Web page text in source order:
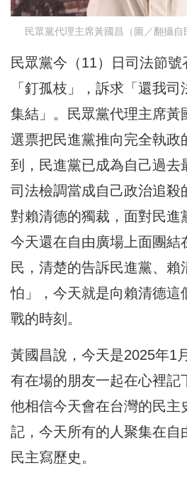
民眾黨代理主席黃國昌（圖／翻攝自
民眾黨今（11）日司法節
「釘孤枝」，訴求「還我
集結」。民眾黨代理主席黃
選票把民進黨推向完全執政
到，民進黨已成為自己過去
司法檢調當成自己政治追殺
對賴清德的獨裁，面對民進
今天還在自由廣場上面團結
民，清楚的告訴民進黨、賴
怕」，今天就是向賴清德這
戰的時刻。
黃國昌說，今天是2025年1
有在場的朋友一起在心裡記
他相信今天會在台灣的民主
記，今天所有的人聚集在自
民主寫歷史。